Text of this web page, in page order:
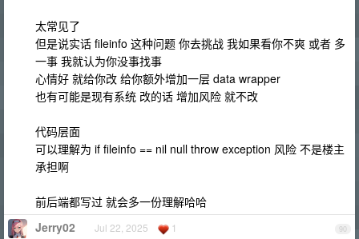
太常见了
但是说实话 fileinfo 这种问题 你去挑战 我如果看你不爽 或者 多
一事 我就认为你没事找事
心情好 就给你改 给你额外增加一层 data wrapper
也有可能是现有系统 改的话 增加风险 就不改
代码层面
可以理解为 if fileinfo == nil null throw exception 风险 不是楼主
承担啊
前后端都写过 就会多一份理解哈哈
90
Jerry02 Jul 22, 2025 1